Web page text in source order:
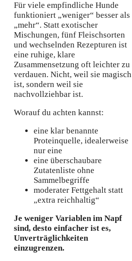
Für viele empfindliche Hunde
funktioniert „weniger“ besser als
„mehr“. Statt exotischer
Mischungen, fünf Fleischsorten
und wechselnden Rezepturen ist
eine ruhige, klare
Zusammensetzung oft leichter zu
verdauen. Nicht, weil sie magisch
ist, sondern weil sie
nachvollziehbar ist.
Worauf du achten kannst:
eine klar benannte
Proteinquelle, idealerweise
nur eine
eine überschaubare
Zutatenliste ohne
Sammelbegriffe
moderater Fettgehalt statt
„extra reichhaltig“
Je weniger Variablen im Napf
sind, desto einfacher ist es,
Unverträglichkeiten
einzugrenzen.